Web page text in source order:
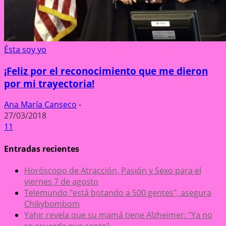
Ésta soy yo
¡Feliz por el reconocimiento que me dieron
por mi trayectoria!
Ana María Canseco -
27/03/2018
11
Entradas recientes
Horóscopo de Atracción, Pasión y Sexo para el
viernes 7 de agosto
Telemundo "está botando a 500 gentes", asegura
Chikybombom
Yahir revela que su mamá tiene Alzheimer: "Ya no